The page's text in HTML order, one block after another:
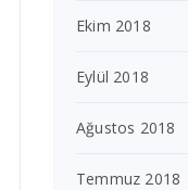
Ekim 2018
Eylül 2018
Ağustos 2018
Temmuz 2018